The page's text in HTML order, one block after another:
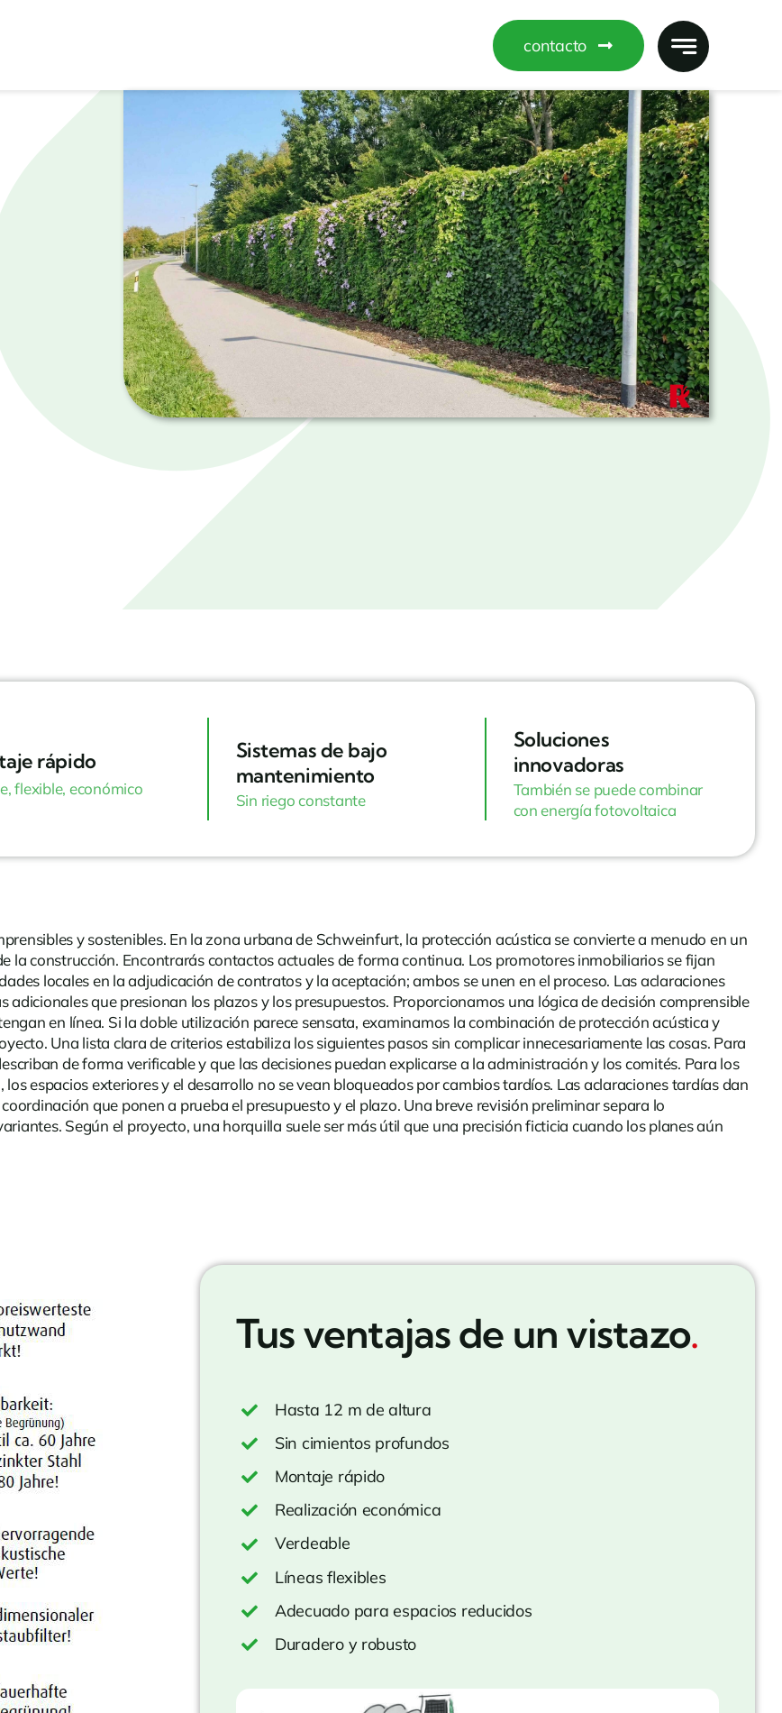
contacto
rápido
flexible, económico
Sistemas de bajo
mantenimiento
Sin riego constante
Soluciones
innovadoras
También se puede combinar
con energía fotovoltaica
y sostenibles. En la zona urbana de Schweinfurt, la protección acústica se convierte a menudo en un
la construcción. Encontraráscontactosactuales de forma continua. Los promotores inmobiliarios se fijan
locales en la adjudicación de contratos y la aceptación; ambos se unen en el proceso. Las aclaraciones
que presionan los plazos y los presupuestos. Proporcionamos una lógica de decisión comprensible
en línea. Si la doble utilización parece sensata, examinamos la combinación de protección acústica y
Una lista clara de criterios estabiliza los siguientes pasos sin complicar innecesariamente las cosas. Para
de forma verificable y que las decisiones puedan explicarse a la administración y los comités. Para los
espacios exteriores y el desarrollo no se vean bloqueados por cambios tardíos. Las aclaraciones tardías dan
que ponen a prueba el presupuesto y el plazo. Una breve revisión preliminar separa lo
Según el proyecto, una horquilla suele ser más útil que una precisión ficticia cuando los planes aún
Tus ventajas de un vistazo.
Hasta 12 m de altura
Sin cimientos profundos
Montaje rápido
Realización económica
Verdeable
Líneas flexibles
Adecuado para espacios reducidos
Duradero y robusto